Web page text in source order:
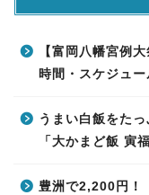
【富岡八幡宮例
時間・スケジュ
うまい白飯をた
「大かまど飯 寅
豊洲で2,200円！